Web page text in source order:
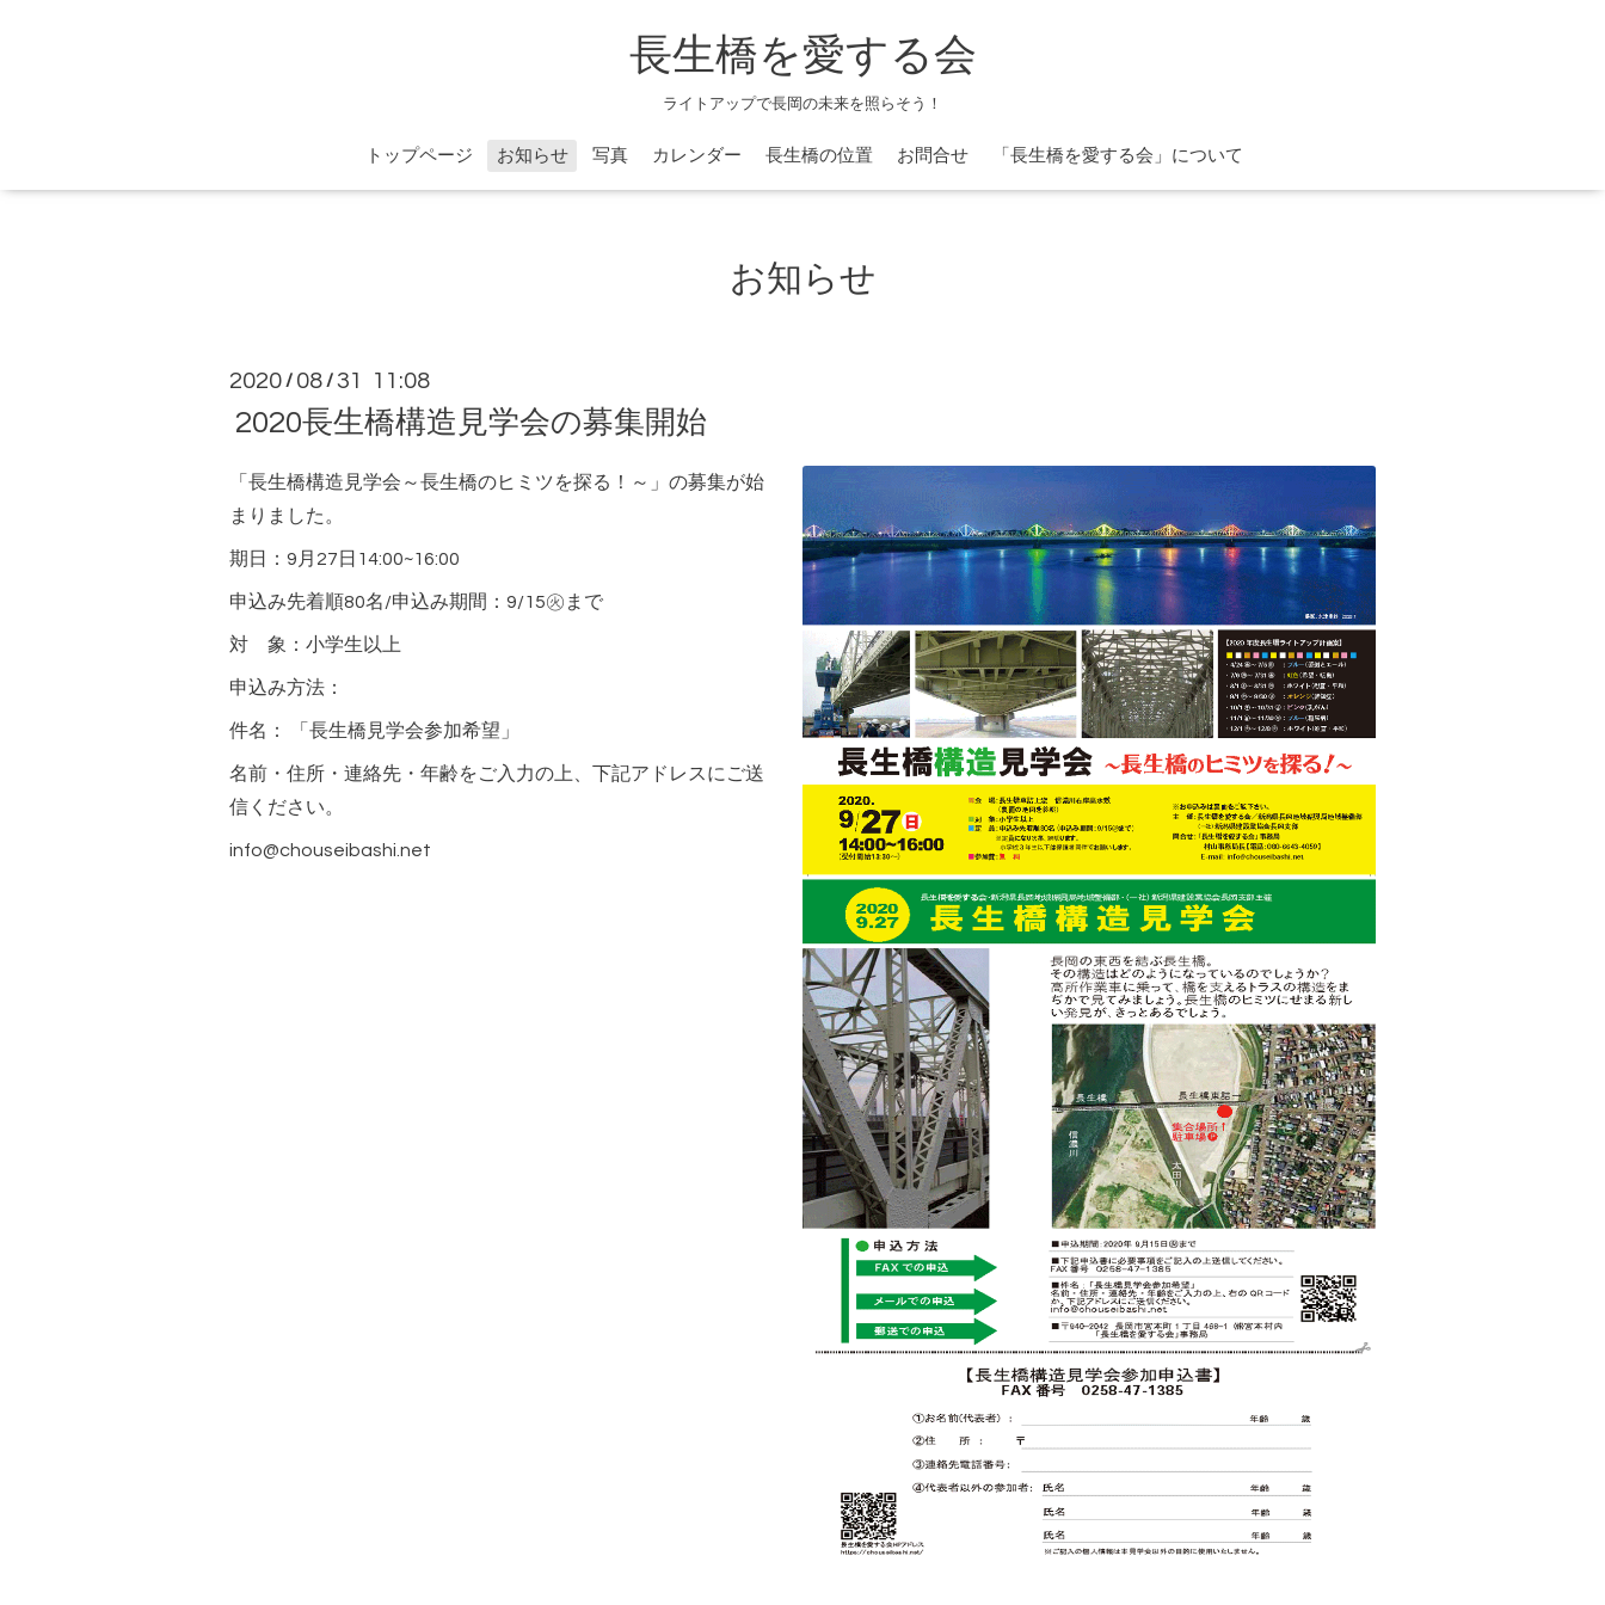
長生橋を愛する会
ライトアップで長岡の未来を照らそう！
トップページ お知らせ 写真 カレンダー 長生橋の位置 お問合せ 「長生橋を愛する会」について
お知らせ
2020 / 08 /31 11:08
2020長生橋構造見学会の募集開始
「長生橋構造見学会～長生橋のヒミツを探る！～」の募集が始
まりました。
期日：9月27日14:00~16:00
申込み先着順80名/申込み期間：9/15㊋まで
対 象：小学生以上
申込み方法：
件名： 「長生橋見学会参加希望」
名前・住所・連絡先・年齢をご入力の上、下記アドレスにご送
信ください。
info@chouseibashi.net